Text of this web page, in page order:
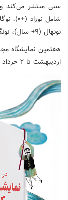
سنی منتشر می‌کند
نونهال (۹+ سال)، نونگاه (۱۲+ سال) و نوجوان (۱۵+ سال) ارائه شده‌اند.
اردیبهشت تا ۲ خرداد ۱۴۰۵ در پایگاه